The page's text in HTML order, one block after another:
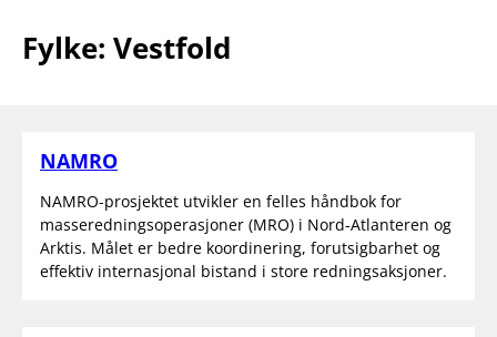
Fylke: Vestfold
NAMRO
NAMRO-prosjektet utvikler en felles håndbok for
masseredningsoperasjoner (MRO) i Nord-Atlanteren og
Arktis. Målet er bedre koordinering, forutsigbarhet og
effektiv internasjonal bistand i store redningsaksjoner.